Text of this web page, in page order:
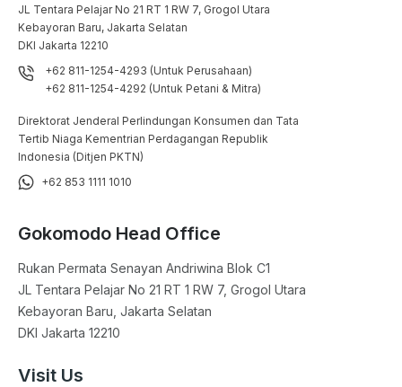
JL Tentara Pelajar No 21 RT 1 RW 7, Grogol Utara
Kebayoran Baru, Jakarta Selatan
DKI Jakarta 12210
+62 811-1254-4293 (Untuk Perusahaan)
+62 811-1254-4292 (Untuk Petani & Mitra)
Direktorat Jenderal Perlindungan Konsumen dan Tata
Tertib Niaga Kementrian Perdagangan Republik
Indonesia (Ditjen PKTN)
+62 853 1111 1010
Gokomodo Head Office
Rukan Permata Senayan Andriwina Blok C1
JL Tentara Pelajar No 21 RT 1 RW 7, Grogol Utara
Kebayoran Baru, Jakarta Selatan
DKI Jakarta 12210
Visit Us